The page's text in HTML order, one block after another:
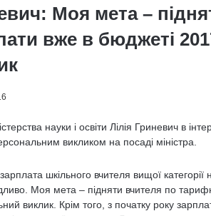
Моя мета –
вже в бюджеті
науки і освіти Лілія Гриневич в
викликом на посаді міністра.
шкільного вчителя вищої
Моя мета – підняти вчителя по
виклик. Крім того, з початку року